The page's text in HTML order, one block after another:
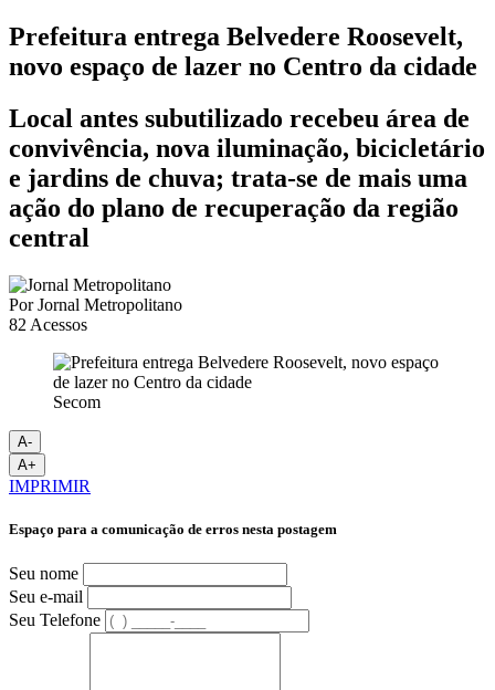
Prefeitura entrega Belvedere Roosevelt,
novo espaço de lazer no Centro da cidade
Local antes subutilizado recebeu área de
convivência, nova iluminação, bicicletário
e jardins de chuva; trata-se de mais uma
ação do plano de recuperação da região
central
PorJornal Metropolitano
82 Acessos
Secom
A-
A+
IMPRIMIR
Espaço para a comunicação de erros nesta postagem
Seu nome
Seu e-mail
Seu Telefone